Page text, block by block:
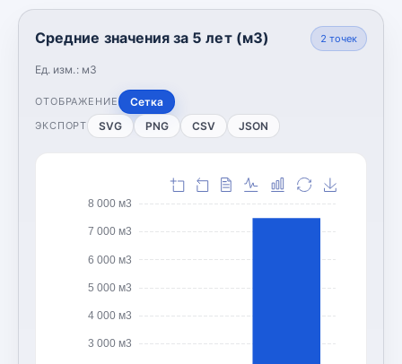
Средние значения за 5 лет (м3)
Ед. изм.: м3
2 точек
ОТОБРАЖЕНИЕ Сетка
ЭКСПОРТ SVG PNG CSV JSON
3 000 м3
4 000 м3
5 000 м3
6 000 м3
7 000 м3
8 000 м3